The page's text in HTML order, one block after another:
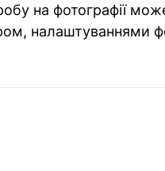
на фотографії
налаштуваннями